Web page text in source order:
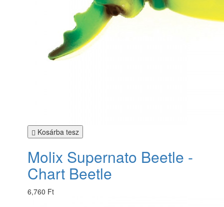
Kosárba tesz
Molix Supernato Beetle -
Chart Beetle
6,760 Ft